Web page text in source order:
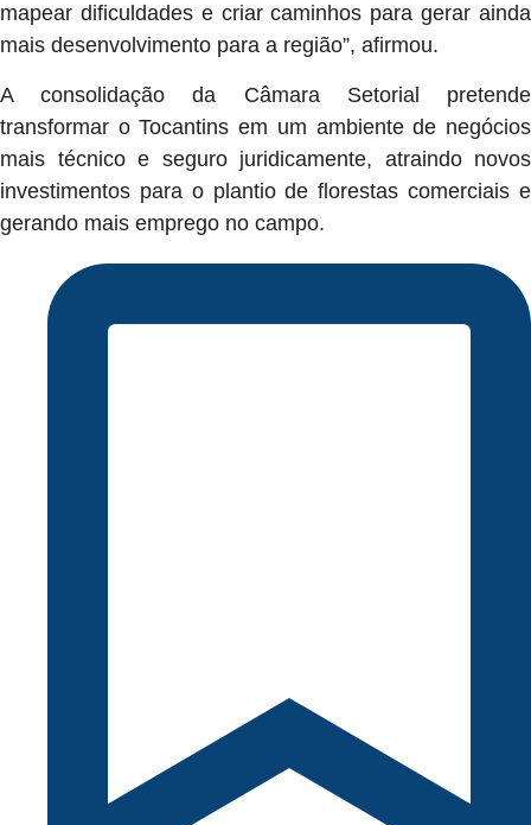
mapear dificuldades e criar caminhos para gerar ainda
mais desenvolvimento para a região”, afirmou.
A consolidação da Câmara Setorial pretende
transformar o Tocantins em um ambiente de negócios
mais técnico e seguro juridicamente, atraindo novos
investimentos para o plantio de florestas comerciais e
gerando mais emprego no campo.